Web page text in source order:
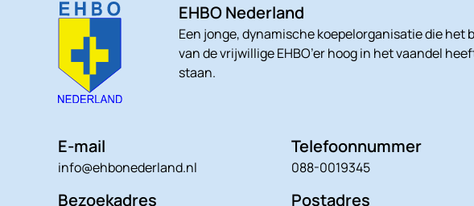
EHBO Nederland
Een jonge, dynamische koepelorganisatie die het
van de vrijwillige EHBO’er hoog in het vaandel
staan.
E-mail
info@ehbonederland.nl
Telefoonnummer
088-0019345
Bezoekadres Postadres